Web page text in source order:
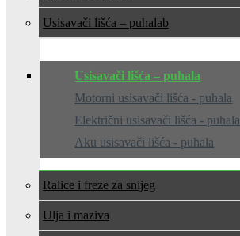
Usisavači lišća – puhala
Usisavači lišća – puhala
Motorni usisavači lišća - puhala
Električni usisavači lišća - puhala
Aku usisavači lišća - puhala
Ralice i freze za snijeg
Ulja i maziva